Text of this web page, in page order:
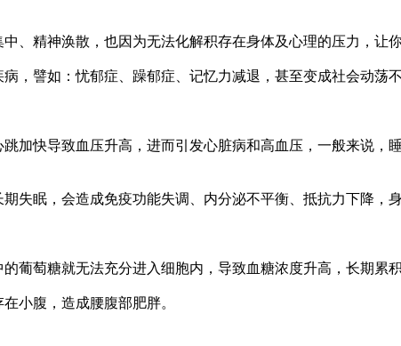
、精神涣散，也因为无法化解积存在身体及心理的压力，让
，譬如：忧郁症、躁郁症、记忆力减退，甚至变成社会动荡
加快导致血压升高，进而引发心脏病和高血压，一般来说，
失眠，会造成免疫功能失调、内分泌不平衡、抵抗力下降，
葡萄糖就无法充分进入细胞内，导致血糖浓度升高，长期累
小腹，造成腰腹部肥胖。